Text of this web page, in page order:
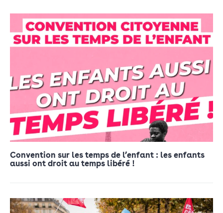
Convention sur les temps de l’enfant : les enfants
aussi ont droit au temps libéré !